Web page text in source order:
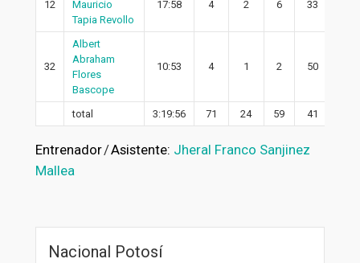
12
Mauricio
Tapia Revollo
17:58 4 2 6 33
32
Albert
Abraham
Flores
Bascope
10:53 4 1 2 50
total 3:19:56 71 24 59 41
Entrenador/Asistente: Jheral Franco Sanjinez
Mallea
Nacional Potosí